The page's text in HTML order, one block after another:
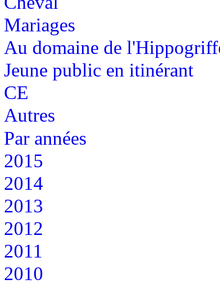
Mariages
Au domaine de
Jeune public en itinérant
CE
Autres
Par années
2015
2014
2013
2012
2011
2010